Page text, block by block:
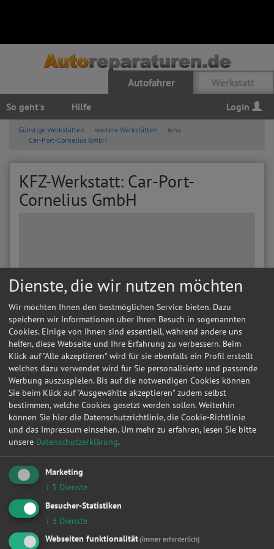
Autofahrer Werkstatt
So geht's Hilfe Login
Günstige Werkstätten weitere Werkstätten
Jena
Car-Port-Cornelius GmbH
KFZ-Werkstatt: Car-Port-
Cornelius GmbH
Kontakt
Car-Port-Cornelius GmbH
Bürgelsche Str. 16
07751 Jena
Dienste, die wir nutzen möchten
Wir möchten Ihnen den bestmöglichen Service bieten. Dazu
speichern wir Informationen über Ihren Besuch in sogenannten
Cookies. Einige von ihnen sind essentiell, während andere uns
helfen, diese Webseite und Ihre Erfahrung zu verbessern. Beim
Klick auf "Alle akzeptieren" wird für sie ebenfalls ein Profil erstellt
welches dazu verwendet wird für Sie personalisierte und passende
Werbung auszuspielen. Bis auf die notwendigen Cookies können
Sie beim Klick auf "Ausgewählte akzeptieren" zudem selbst
bestimmen, welche Cookies gesetzt werden sollen. Weiterhin
können Sie hier die Datenschutzrichtlinie, die Cookie-Richtlinie
und das Impressum einsehen. Um mehr zu erfahren, lesen Sie bitte
unsere Datenschutzerklärung.
Marketing
↓ 5 Dienste
Besucher-Statistiken
↓ 3 Dienste
Webseiten funktionalität(immer erforderlich)